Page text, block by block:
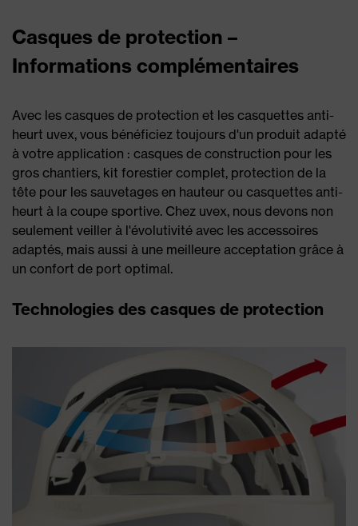
Casques de protection –
Informations complémentaires
Avec les casques de protection et les casquettes anti-
heurt uvex, vous bénéficiez toujours d'un produit adapté
à votre application : casques de construction pour les
gros chantiers, kit forestier complet, protection de la
tête pour les sauvetages en hauteur ou casquettes anti-
heurt à la coupe sportive. Chez uvex, nous devons non
seulement veiller à l'évolutivité avec les accessoires
adaptés, mais aussi à une meilleure acceptation grâce à
un confort de port optimal.
Technologies des casques de protection